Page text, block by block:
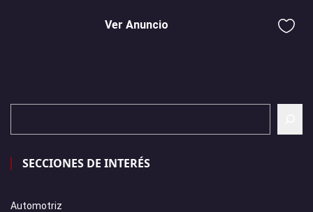
Ver Anuncio
SECCIONES DE INTERÉS
Automotriz